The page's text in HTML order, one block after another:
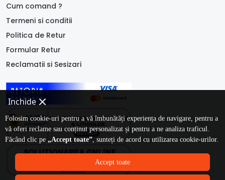
Cum comand ?
Termeni si conditii
Politica de Retur
Formular Retur
Reclamatii si Sesizari
Inchide
Folosim cookie-uri pentru a vă îmbunătăți experiența de navigare, pentru a
vă oferi reclame sau conținut personalizat și pentru a ne analiza traficul.
Făcând clic pe „Accept toate”, sunteți de acord cu utilizarea cookie-urilor.
Accept toate